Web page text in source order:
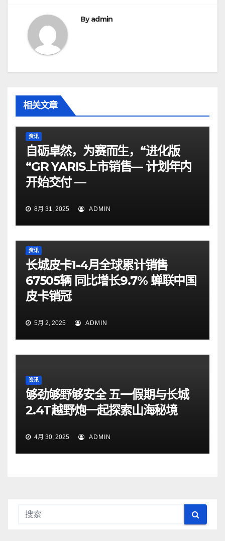
航
Byadmin
相关文章
资讯
自砺卓然，为赛而生，“进化版
“GR YARIS上市销售— 计划年内
开始交付 —
8月 31, 2025 ADMIN
资讯
长城皮卡1-4月全球累计销售
67505辆 同比增长9.7% 蝉联中国
皮卡销冠
5月 2, 2025 ADMIN
资讯
够劲够野够安全 五一假期与长城
2.4T越野炮一起探索山海秘境
4月 30, 2025 ADMIN